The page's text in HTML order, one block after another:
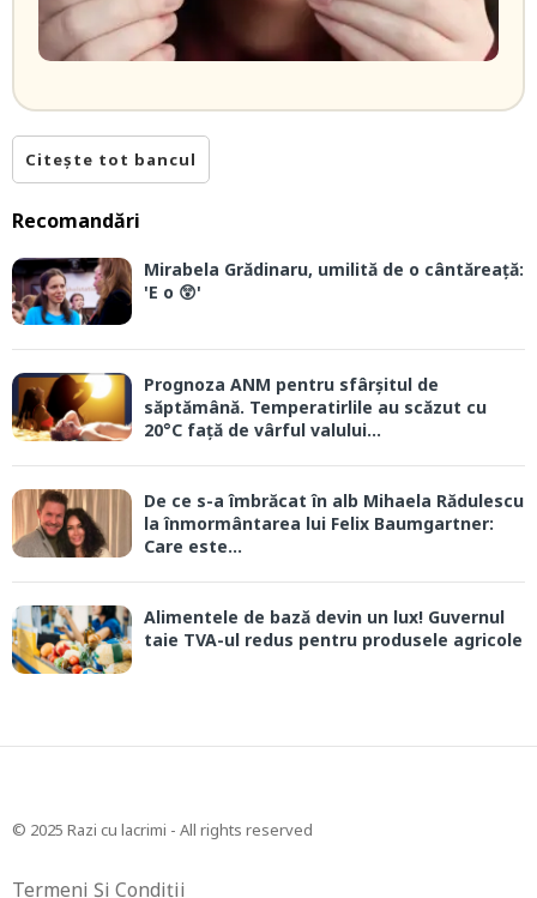
Citește tot bancul
Recomandări
Mirabela Grădinaru, umilită de o cântăreață:
'E o 😲'
Prognoza ANM pentru sfârșitul de
săptămână. Temperatirlile au scăzut cu
20°C față de vârful valului...
De ce s-a îmbrăcat în alb Mihaela Rădulescu
la înmormântarea lui Felix Baumgartner:
Care este...
Alimentele de bază devin un lux! Guvernul
taie TVA-ul redus pentru produsele agricole
© 2025 Razi cu lacrimi - All rights reserved
Termeni Și Condiții